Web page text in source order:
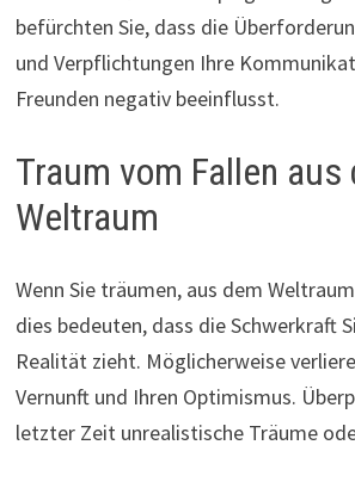
befürchten Sie, dass die
und Verpflichtungen Ihre
Freunden negativ beeinflusst.
Traum vom Fallen aus
Weltraum
Wenn Sie träumen, aus dem
dies bedeuten, dass die Schwerkraft
Realität zieht. Möglicherweise
Vernunft und Ihren Optimismus.
letzter Zeit unrealistische Träume